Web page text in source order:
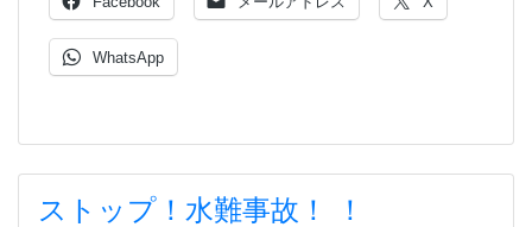
WhatsApp
ストップ！水難事故！ ！